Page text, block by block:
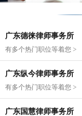
广东德徕律师事务所
有多个热门职位等着您 >
广东纵今律师事务所
有多个热门职位等着您 >
广东国慧律师事务所